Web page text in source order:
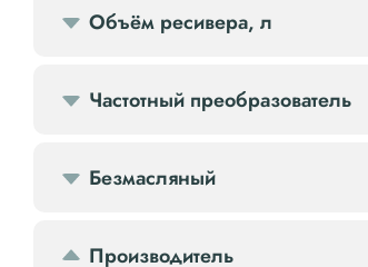
Ресиверы
Объём ресивера, л
Частотный преобразователь
Безмасляный
Производитель